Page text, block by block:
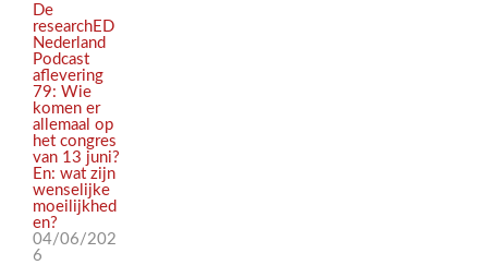
De
researchED
Nederland
Podcast
aflevering
79: Wie
komen er
allemaal op
het congres
van 13 juni?
En: wat zijn
wenselijke
moeilijkhed
en?
04/06/202
6